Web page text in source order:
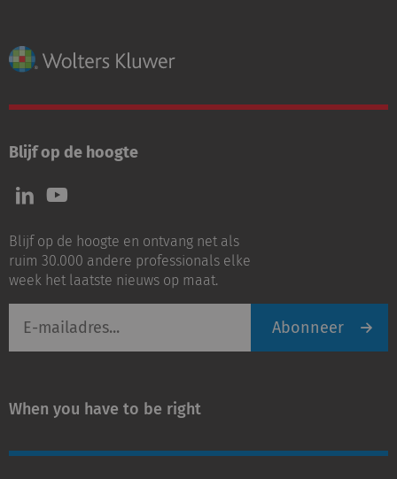
Blijf op de hoogte
Volg
ons
LinkedIn
Volg
ons
Youtube
Blijf op de hoogte en ontvang net als
ruim 30.000 andere professionals elke
week het laatste nieuws op maat.
mailadres
Abonneer
When you have to be right